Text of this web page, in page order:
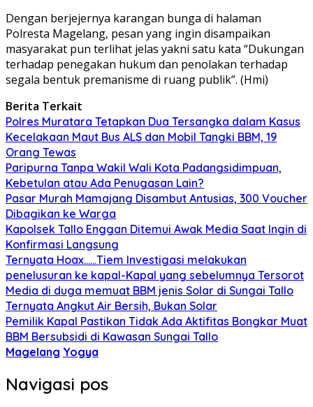
Dengan berjejernya karangan bunga di halaman
Polresta Magelang, pesan yang ingin disampaikan
masyarakat pun terlihat jelas yakni satu kata “Dukungan
terhadap penegakan hukum dan penolakan terhadap
segala bentuk premanisme di ruang publik”. (Hmi)
Berita Terkait
Polres Muratara Tetapkan Dua Tersangka dalam Kasus
Kecelakaan Maut Bus ALS dan Mobil Tangki BBM, 19
Orang Tewas
Paripurna Tanpa Wakil Wali Kota Padangsidimpuan,
Kebetulan atau Ada Penugasan Lain?
Pasar Murah Mamajang Disambut Antusias, 300 Voucher
Dibagikan ke Warga
Kapolsek Tallo Enggan Ditemui Awak Media Saat Ingin di
Konfirmasi Langsung
Ternyata Hoax……Tiem Investigasi melakukan
penelusuran ke kapal-Kapal yang sebelumnya Tersorot
Media di duga memuat BBM jenis Solar di Sungai Tallo
Ternyata Angkut Air Bersih, Bukan Solar
Pemilik Kapal Pastikan Tidak Ada Aktifitas Bongkar Muat
BBM Bersubsidi di Kawasan Sungai Tallo
Magelang Yogya
Navigasi pos